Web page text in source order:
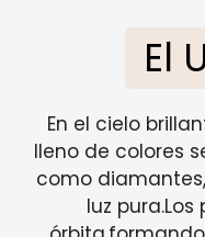
El
En el cielo
lleno de colores
como
luz